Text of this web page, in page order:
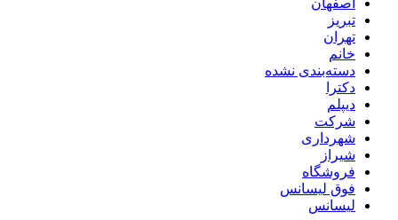
تبریز
تهران
خانم
دسته‌بندی نشده
دکترا
دیپلم
شرکت
شهرداری
شیراز
فروشگاه
فوق لیسانس
لیسانس